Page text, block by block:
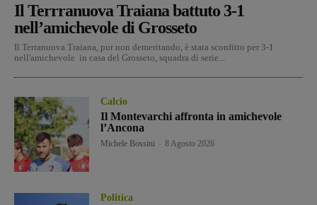
Il Terrranuova Traiana battuto 3-1
nell’amichevole di Grosseto
Il Terranuova Traiana, pur non demeritando, è stata sconfitto per 3-1
nell'amichevole in casa del Grosseto, squadra di serie...
Calcio
Il Montevarchi affronta in amichevole
l’Ancona
Michele Bossini 8 Agosto 2026
Politica